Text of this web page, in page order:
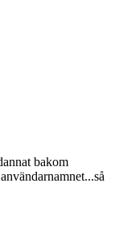
bakom